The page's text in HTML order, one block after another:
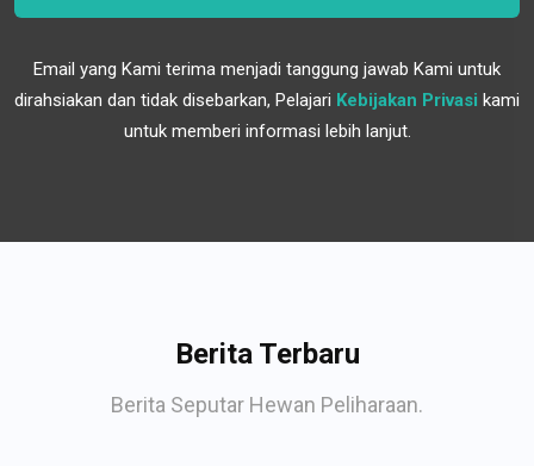
Email yang Kami terima menjadi tanggung jawab Kami untuk
dirahsiakan dan tidak disebarkan, Pelajari Kebijakan Privasi kami
untuk memberi informasi lebih lanjut.
Berita Terbaru
Berita Seputar Hewan Peliharaan.